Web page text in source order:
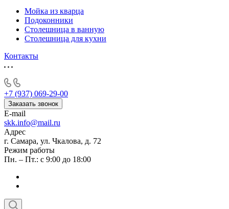
Мойка из кварца
Подоконники
Столешница в ванную
Столешница для кухни
Контакты
+7 (937) 069-29-00
Заказать звонок
E-mail
skk.info@mail.ru
Адрес
г. Самара, ул. Чкалова, д. 72
Режим работы
Пн. – Пт.: с 9:00 до 18:00